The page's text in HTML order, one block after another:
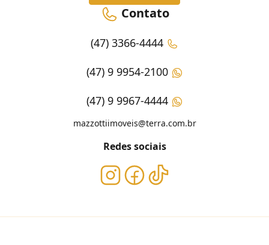
Contato
(47) 3366-4444
(47) 9 9954-2100
(47) 9 9967-4444
mazzottiimoveis@terra.com.br
Redes sociais